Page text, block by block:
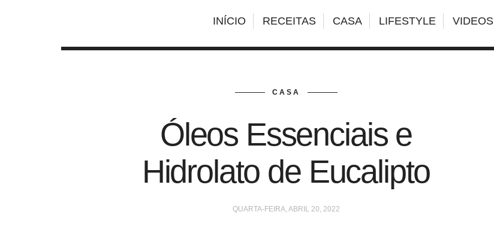
INÍCIO RECEITAS CASA LIFESTYLE VIDEOS
CASA
Óleos Essenciais e
Hidrolato de Eucalipto
QUARTA-FEIRA, ABRIL 20, 2022